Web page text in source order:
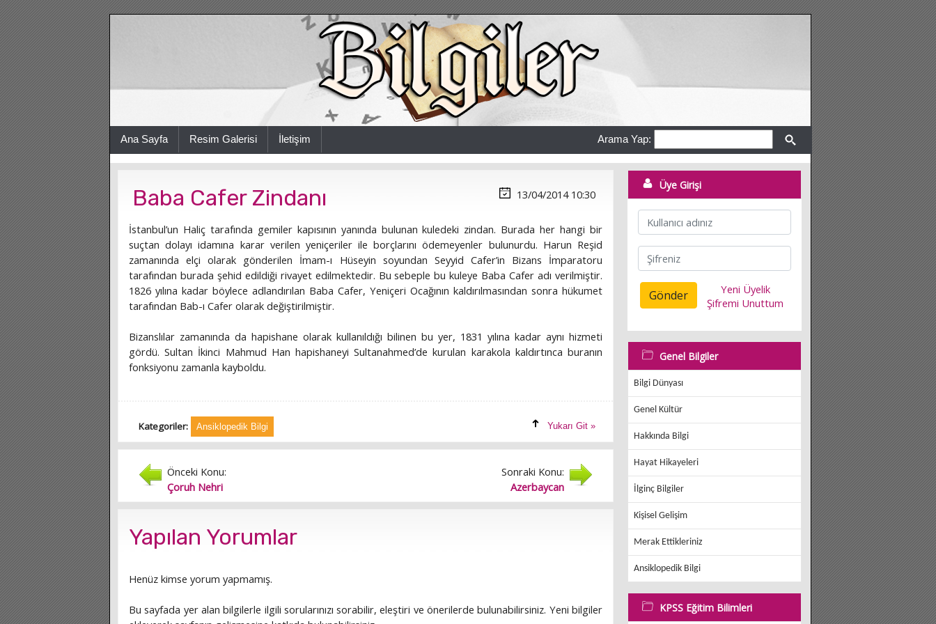
Ana Sayfa Resim Galerisi İletişim Arama Yap:
Baba Cafer Zindanı 13/04/2014 10:30
İstanbul’un Haliç tarafında gemiler kapısının yanında bulunan kuledeki zindan. Burada her hangi bir
suçtan dolayı idamına karar verilen yeniçeriler ile borçlarını ödemeyenler bulunurdu. Harun Reşid
zamanında elçi olarak gönderilen İmam-ı Hüseyin soyundan Seyyid Cafer’in Bizans İmparatoru
tarafından burada şehid edildiği rivayet edilmektedir. Bu sebeple bu kuleye Baba Cafer adı verilmiştir.
1826 yılına kadar böylece adlandırılan Baba Cafer, Yeniçeri Ocağının kaldırılmasından sonra hükumet
tarafından Bab-ı Cafer olarak değiştirilmiştir.
Bizanslılar zamanında da hapishane olarak kullanıldığı bilinen bu yer, 1831 yılına kadar aynı hizmeti
gördü. Sultan İkinci Mahmud Han hapishaneyi Sultanahmed’de kurulan karakola kaldırtınca buranın
fonksiyonu zamanla kayboldu.
Kategoriler: Ansiklopedik Bilgi Yukarı Git »
Önceki Konu:
Çoruh Nehri
Sonraki Konu:
Azerbaycan
Yapılan Yorumlar
Henüz kimse yorum yapmamış.
Bu sayfada yer alan bilgilerle ilgili sorularınızı sorabilir, eleştiri ve önerilerde bulunabilirsiniz. Yeni bilgiler
Üye Girişi
Gönder
Yeni Üyelik
Şifremi Unuttum
Genel Bilgiler
Bilgi Dünyası
Genel Kültür
Hakkında Bilgi
Hayat Hikayeleri
İlginç Bilgiler
Kişisel Gelişim
Merak Ettikleriniz
Ansiklopedik Bilgi
KPSS Eğitim Bilimleri